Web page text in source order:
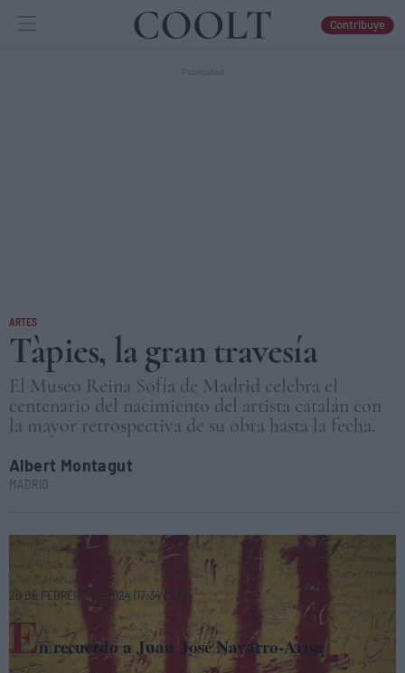
IDEAS
Contribuye
ARTES
Tàpies, la gran travesía
El Museo Reina Sofía de Madrid celebra el
centenario del nacimiento del artista catalán con
la mayor retrospectiva de su obra hasta la fecha.
Albert Montagut
MADRID
Detalle de la obra 'L'esperit català', de Antoni Tàpies (1971), expuesta en
el Museo Reina Sofía de Madrid. A.M.
20 DE FEBRERO DE 2024 (17:34 CET)
En recuerdo a Juan José Navarro-Arisa